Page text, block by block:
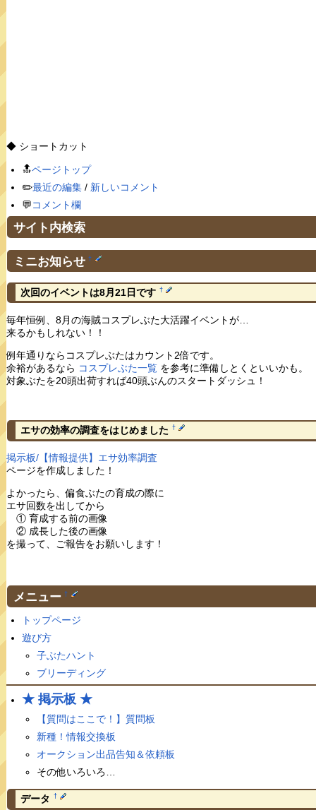
◆ ショートカット
🔝ページトップ
✏️最近の編集/ 新しいコメント
💬コメント欄
サイト内検索
ミニお知らせ †
次回のイベントは8月21日です †
毎年恒例、8月の海賊コスプレぶた大活躍イベントが…
来るかもしれない！！
例年通りならコスプレぶたはカウント2倍です。
余裕があるなら コスプレぶた一覧を参考に準備しとくといいかも。
対象ぶたを20頭出荷すれば40頭ぶんのスタートダッシュ！
エサの効率の調査をはじめました †
掲示板/【情報提供】エサ効率調査
ページを作成しました！
よかったら、偏食ぶたの育成の際に
エサ回数を出してから
① 育成する前の画像
② 成長した後の画像
を撮って、ご報告をお願いします！
メニュー †
トップページ
遊び方
子ぶたハント
ブリーディング
★ 掲示板 ★
【質問はここで！】質問板
新種！情報交換板
オークション出品告知＆依頼板
その他いろいろ…
データ †